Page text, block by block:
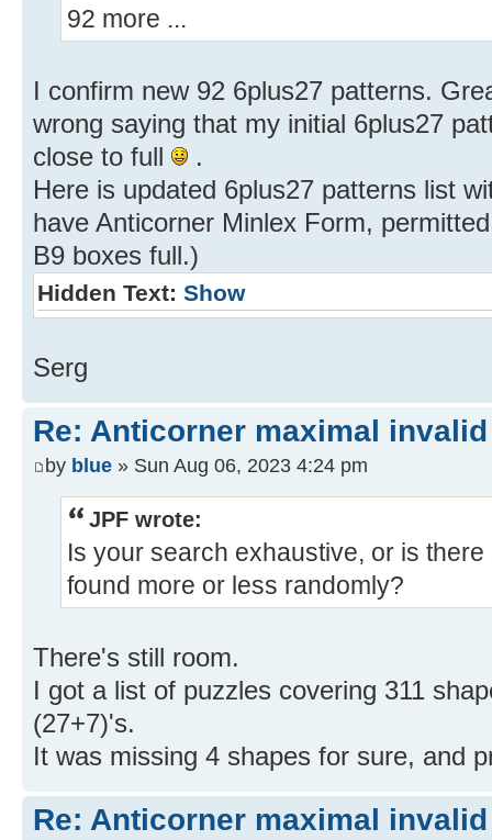
92 more ...
I confirm new 92 6plus27 patterns.
wrong saying that my initial 6plus27
close to full
.
Here is updated 6plus27 patterns list
have Anticorner Minlex Form,
B9 boxes full.)
Hidden Text: Show
Serg
Re: Anticorner maximal
by blue » Sun Aug 06, 2023 4:24 pm
JPF wrote:
Is your search exhaustive, or is
found more or less randomly?
There's still room.
I got a list of puzzles covering 311
(27+7)'s.
It was missing 4 shapes for sure, and
Re: Anticorner maximal